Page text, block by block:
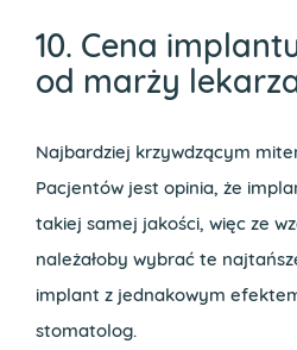
10. Cena
od marży
Najbardziej krzywdzącym
Pacjentów jest opinia, że
takiej samej jakości, więc ze
należałoby wybrać te
implant z jednakowym
stomatolog.